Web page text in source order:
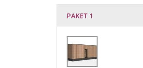
PAKET 1